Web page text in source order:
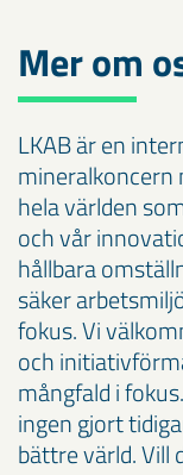
Mer om
LKAB är en
mineralkoncern
hela världen
och vår
hållbara
säker
fokus. Vi
och
mångfald i
ingen gjort
bättre värld. Vill